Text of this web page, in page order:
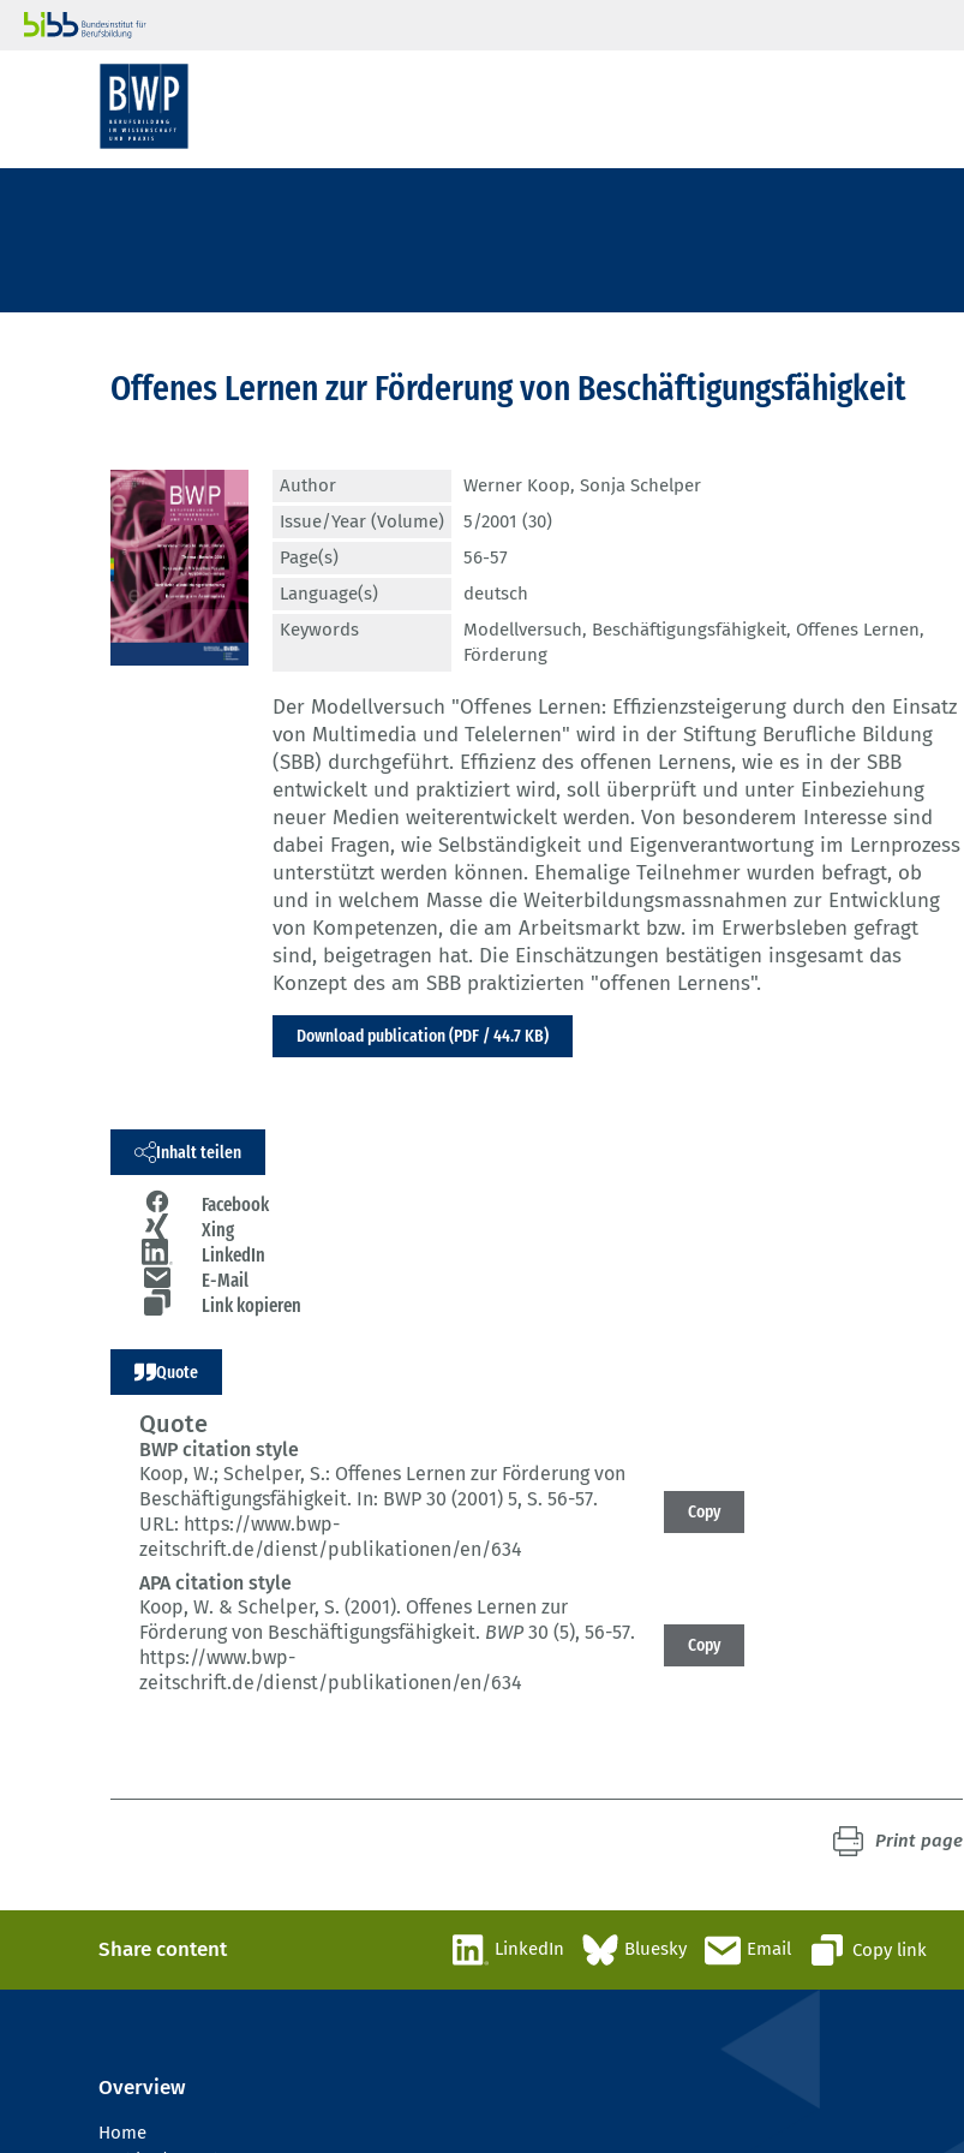
Offenes Lernen zur Förderung von Beschäftigungsfähigkeit
Author Werner Koop, Sonja Schelper
Issue/Year (Volume)
5/2001 (30)
Page(s)
56-57
Language(s)
deutsch
Keywords
Modellversuch, Beschäftigungsfähigkeit, Offenes Lernen,
Förderung
Der Modellversuch "Offenes Lernen: Effizienzsteigerung durch den Einsatz
von Multimedia und Telelernen" wird in der Stiftung Berufliche Bildung
(SBB) durchgeführt. Effizienz des offenen Lernens, wie es in der SBB
entwickelt und praktiziert wird, soll überprüft und unter Einbeziehung
neuer Medien weiterentwickelt werden. Von besonderem Interesse sind
dabei Fragen, wie Selbständigkeit und Eigenverantwortung im Lernprozess
unterstützt werden können. Ehemalige Teilnehmer wurden befragt, ob
und in welchem Masse die Weiterbildungsmassnahmen zur Entwicklung
von Kompetenzen, die am Arbeitsmarkt bzw. im Erwerbsleben gefragt
sind, beigetragen hat. Die Einschätzungen bestätigen insgesamt das
Konzept des am SBB praktizierten "offenen Lernens".
Download publication (PDF / 44.7 KB)
Inhalt teilen
Facebook
Xing
LinkedIn
E-Mail
Link kopieren
Quote
Quote
BWP citation style
Koop, W.; Schelper, S.: Offenes Lernen zur Förderung von
Beschäftigungsfähigkeit. In: BWP 30 (2001) 5, S. 56-57.
URL: https://www.bwp-
zeitschrift.de/dienst/publikationen/en/634
Copy
APA citation style
Koop, W. & Schelper, S. (2001). Offenes Lernen zur
Förderung von Beschäftigungsfähigkeit. BWP30 (5), 56-57.
https://www.bwp-
zeitschrift.de/dienst/publikationen/en/634
Copy
Print page
Share content LinkedIn Bluesky Email Copy link
Overview
Home